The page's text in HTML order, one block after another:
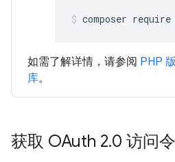
composer
如需了解详情，请参阅 PHP
库。
获取 OAuth 2.0 访问